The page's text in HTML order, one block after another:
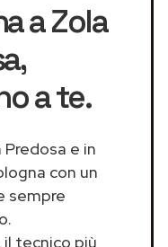
a Zola
,
a te.
e in
con un
sempre
tecnico più